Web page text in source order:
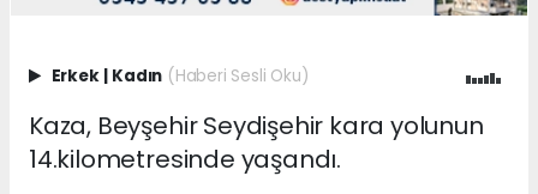
Erkek Kadın (Haberi Sesli Oku)
Kaza, Beyşehir Seydişehir kara yolunun
14.kilometresinde yaşandı.